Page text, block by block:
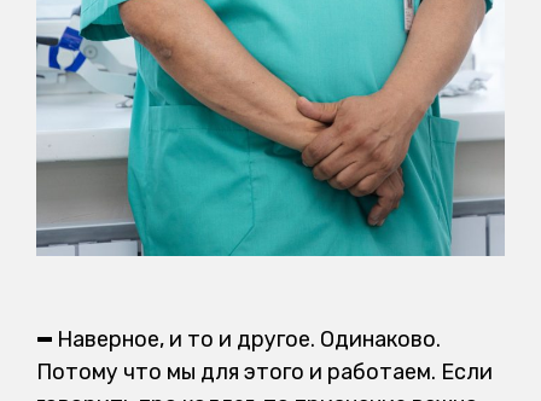
— Наверное, и то и другое. Одинаково.
Потому что мы для этого и работаем. Если